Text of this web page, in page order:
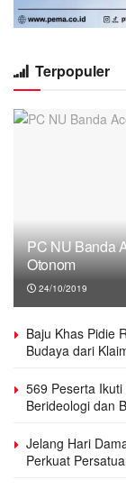
Terpopuler
PC NU Banda
Otonom
24/10/2019
Baju Khas Pidie
Budaya dari
569 Peserta
Berideologi dan
Jelang Hari
Perkuat